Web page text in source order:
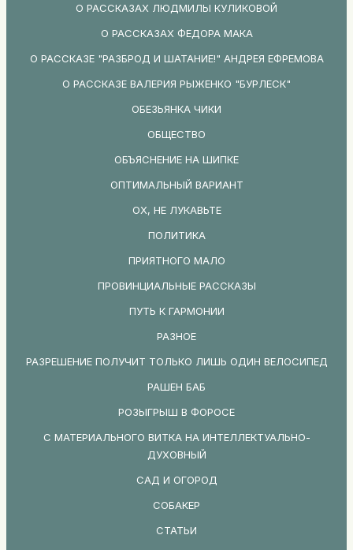
О РАССКАЗАХ ЛЮДМИЛЫ КУЛИКОВОЙ
О РАССКАЗАХ ФЕДОРА МАКА
О РАССКАЗЕ "РАЗБРОД И ШАТАНИЕ!" АНДРЕЯ ЕФРЕМОВА
О РАССКАЗЕ ВАЛЕРИЯ РЫЖЕНКО "БУРЛЕСК"
ОБЕЗЬЯНКА ЧИКИ
ОБЩЕСТВО
ОБЪЯСНЕНИЕ НА ШИПКЕ
ОПТИМАЛЬНЫЙ ВАРИАНТ
ОХ, НЕ ЛУКАВЬТЕ
ПОЛИТИКА
ПРИЯТНОГО МАЛО
ПРОВИНЦИАЛЬНЫЕ РАССКАЗЫ
ПУТЬ К ГАРМОНИИ
РАЗНОЕ
РАЗРЕШЕНИЕ ПОЛУЧИТ ТОЛЬКО ЛИШЬ ОДИН ВЕЛОСИПЕД
РАШЕН БАБ
РОЗЫГРЫШ В ФОРОСЕ
С МАТЕРИАЛЬНОГО ВИТКА НА ИНТЕЛЛЕКТУАЛЬНО-
ДУХОВНЫЙ
САД И ОГОРОД
СОБАКЕР
СТАТЬИ